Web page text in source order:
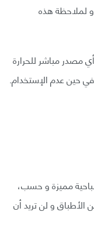
لملاحظة هذه
مصدر مباشر للحرارة
حين عدم الإستخدام.
مميزة و حسب،
و لن تريد أن